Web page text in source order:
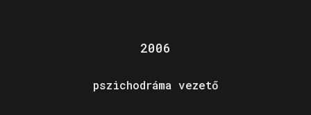
2006
pszichodráma vezető